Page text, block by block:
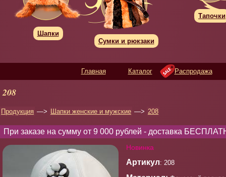
Шапки
Сумки и рюкзаки
Тапочки
Главная Каталог Распродажа
208
Продукция —> Шапки женские и мужские —> 208
При заказе на сумму от 9 000 рублей - доставка
Новинка
Артикул: 208